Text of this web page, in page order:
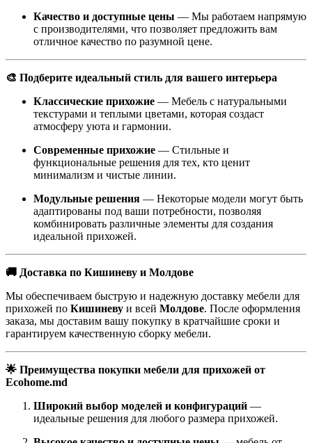
Качество и доступные цены — Мы работаем напрямую
с производителями, что позволяет предложить вам
отличное качество по разумной цене.
🎨 Подберите идеальный стиль для вашего интерьера
Классические прихожие — Мебель с натуральными
текстурами и теплыми цветами, которая создаст
атмосферу уюта и гармонии.
Современные прихожие — Стильные и
функциональные решения для тех, кто ценит
минимализм и чистые линии.
Модульные решения — Некоторые модели могут быть
адаптированы под ваши потребности, позволяя
комбинировать различные элементы для создания
идеальной прихожей.
🚚 Доставка по Кишиневу и Молдове
Мы обеспечиваем быструю и надежную доставку мебели для
прихожей по Кишиневу и всей Молдове. После оформления
заказа, мы доставим вашу покупку в кратчайшие сроки и
гарантируем качественную сборку мебели.
🌟 Преимущества покупки мебели для прихожей от
Ecohome.md
Широкий выбор моделей и конфигураций —
идеальные решения для любого размера прихожей.